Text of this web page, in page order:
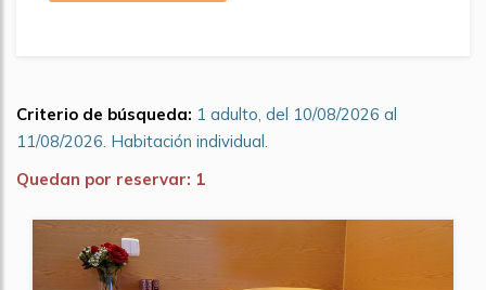
Criterio de búsqueda: 1 adulto, del 10/08/2026 al
11/08/2026. Habitación individual.
Quedan por reservar: 1